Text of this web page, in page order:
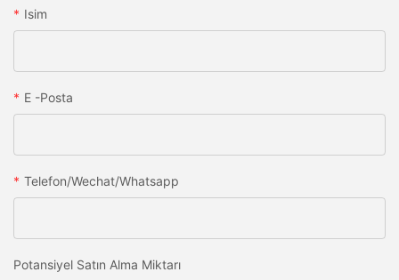
Isim
E -posta
Telefon/wechat/whatsapp
Potansiyel Satın Alma Miktarı